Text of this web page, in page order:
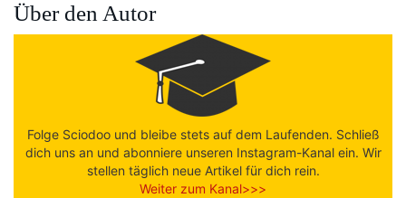
Über den Autor
Folge Sciodoo und bleibe stets auf dem Laufenden. Schließ
dich uns an und abonniere unseren Instagram-Kanal ein. Wir
stellen täglich neue Artikel für dich rein.
Weiter zum Kanal>>>